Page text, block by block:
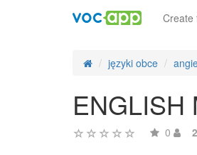
Create
języki obce
ENGLISH
0